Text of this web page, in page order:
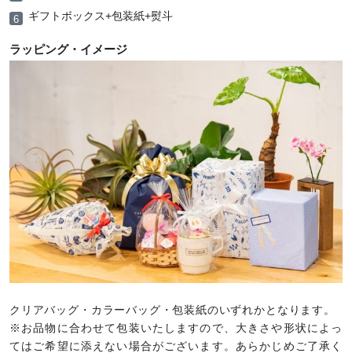
ギフトボックス+包装紙+熨斗
ラッピング・イメージ
クリアバッグ・カラーバッグ・包装紙のいずれかとなります。
※お品物に合わせて包装いたしますので、大きさや形状によっ
てはご希望に添えない場合がございます。あらかじめご了承く